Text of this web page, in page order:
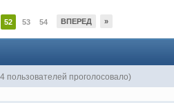
52 53 54 ВПЕРЕД »
пользователей проголосовало)